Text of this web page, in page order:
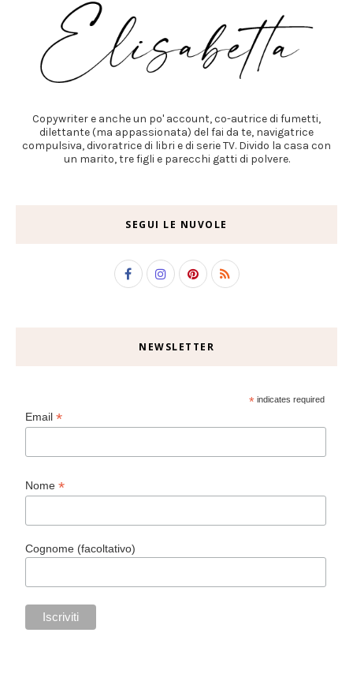
Copywriter e anche un po' account, co-autrice di fumetti,
dilettante (ma appassionata) del fai da te, navigatrice
compulsiva, divoratrice di libri e di serie TV. Divido la casa con
un marito, tre figli e parecchi gatti di polvere.
SEGUI LE NUVOLE
NEWSLETTER
* indicates required
Email*
Nome*
Cognome (facoltativo)